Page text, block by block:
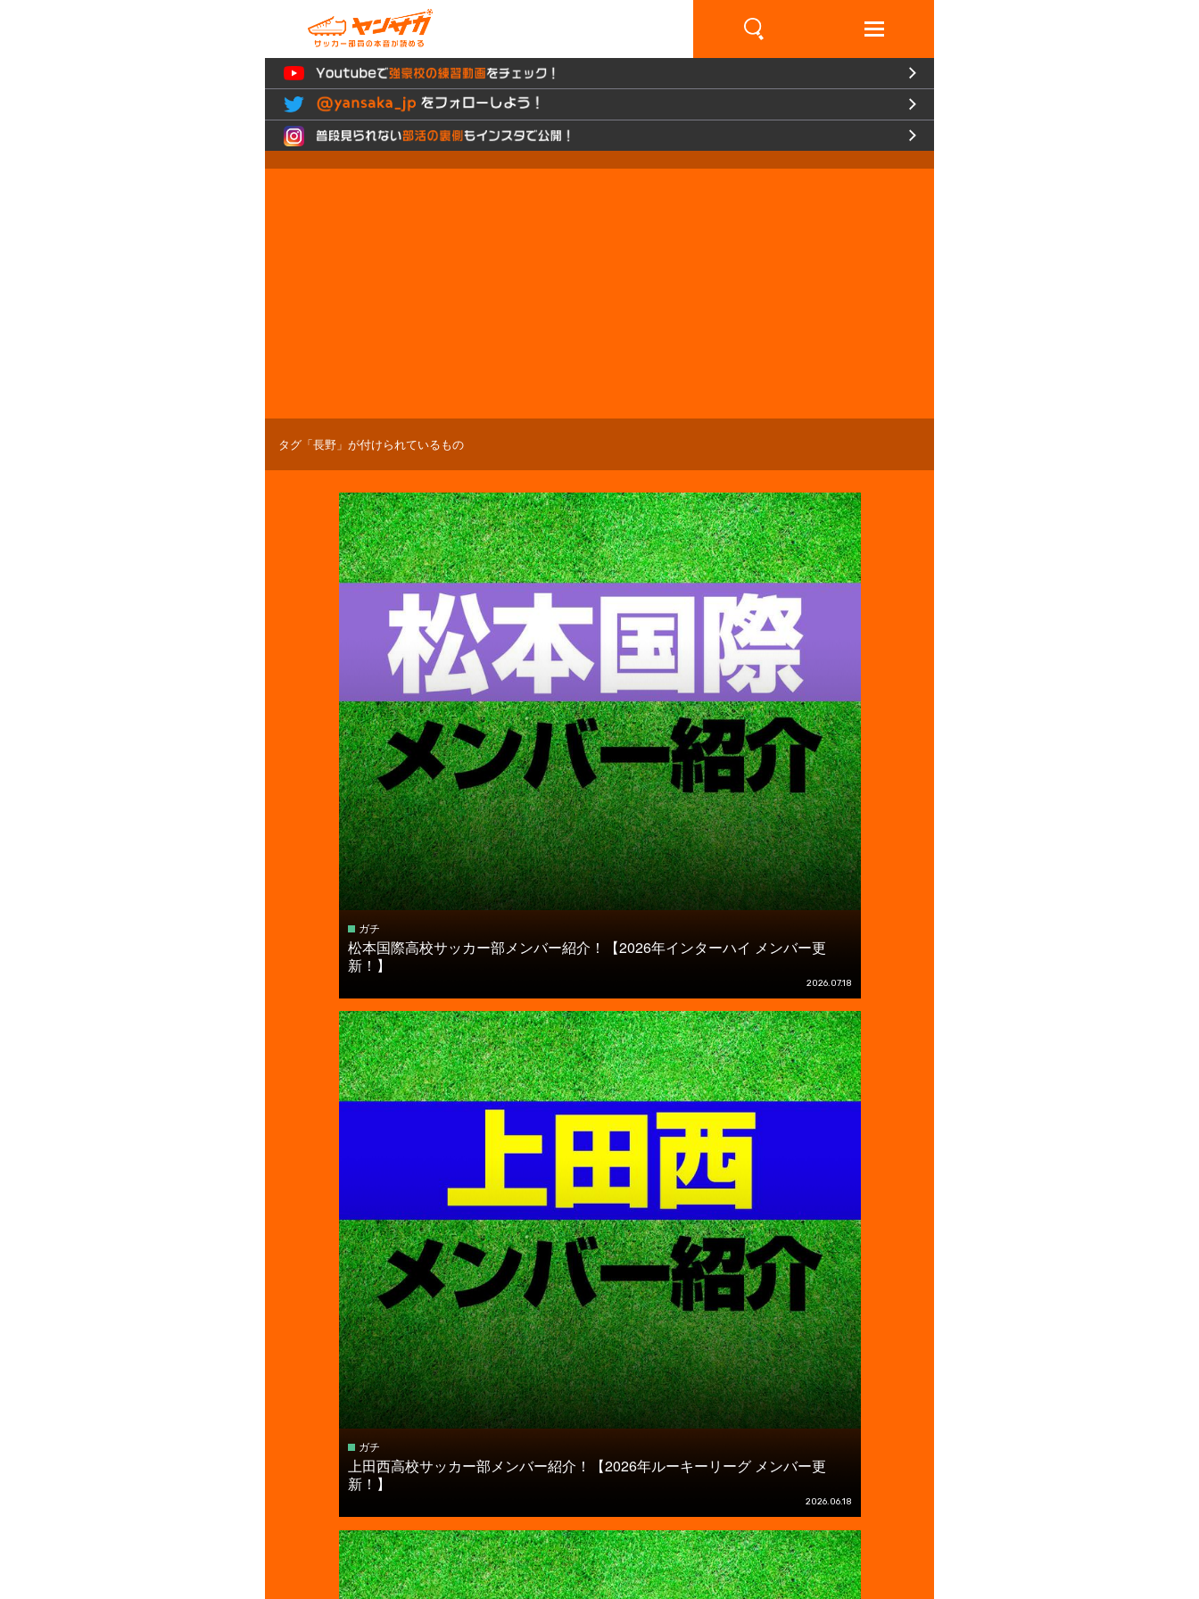
タグ「長野」が付けられているもの
ガチ
松本国際高校サッカー部メンバー紹介！【2026年インターハイ メンバー更
新！】
2026.07.18
ガチ
上田西高校サッカー部メンバー紹介！【2026年ルーキーリーグ メンバー更
新！】
2026.06.18